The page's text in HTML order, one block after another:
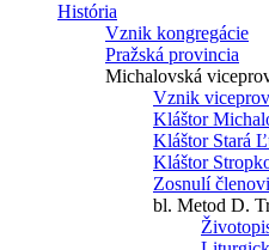
História
Vznik kongregácie
Pražská provincia
Michalovská
Vznik
Kláštor
Kláštor Stará
Kláštor
Zosnulí
bl. Metod D.